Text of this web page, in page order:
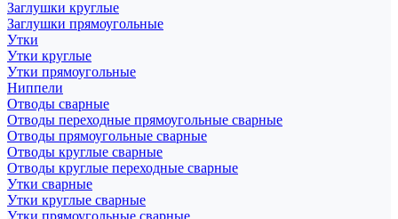
Заглушки круглые
Заглушки прямоугольные
Утки
Утки круглые
Утки прямоугольные
Ниппели
Отводы сварные
Отводы переходные прямоугольные сварные
Отводы прямоугольные сварные
Отводы круглые сварные
Отводы круглые переходные сварные
Утки сварные
Утки круглые сварные
Утки прямоугольные сварные